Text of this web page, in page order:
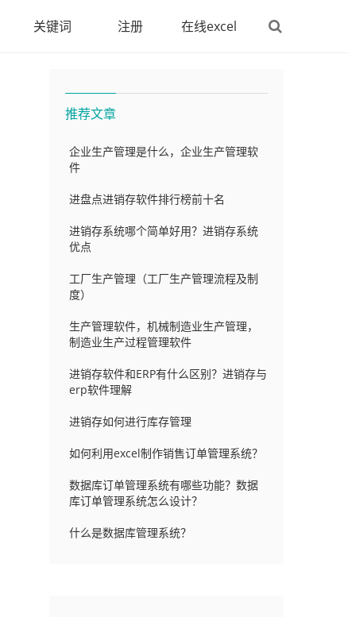
关键词 注册 在线excel
推荐文章
企业生产管理是什么，企业生产管理软
件
进盘点进销存软件排行榜前十名
进销存系统哪个简单好用？进销存系统
优点
工厂生产管理（工厂生产管理流程及制
度）
生产管理软件，机械制造业生产管理，
制造业生产过程管理软件
进销存软件和ERP有什么区别？进销存与
erp软件理解
进销存如何进行库存管理
如何利用excel制作销售订单管理系统？
数据库订单管理系统有哪些功能？数据
库订单管理系统怎么设计？
什么是数据库管理系统？